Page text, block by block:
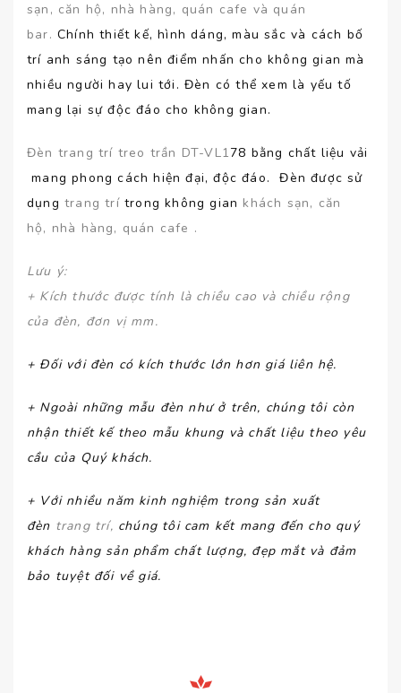
sạn, căn hộ, nhà hàng, quán cafe và quán
bar. Chính thiết kế, hình dáng, màu sắc và cách bố
trí anh sáng tạo nên điểm nhấn cho không gian mà
nhiều người hay lui tới. Đèn có thể xem là yếu tố
mang lại sự độc đáo cho không gian.
Đèn trang trí treo trần DT-VL178 bằng chất liệu vải
mang phong cách hiện đại, độc đáo. Đèn được sử
dụng trang trí trong không gian khách sạn, căn
hộ, nhà hàng, quán cafe .
Lưu ý:
+ Kích thước được tính là chiều cao và chiều rộng
của đèn, đơn vị mm.
+ Đối với đèn có kích thước lớn hơn giá liên hệ.
+ Ngoài những mẫu đèn như ở trên, chúng tôi còn
nhận thiết kế theo mẫu khung và chất liệu theo yêu
cầu của Quý khách.
+ Với nhiều năm kinh nghiệm trong sản xuất
đèn trang trí, chúng tôi cam kết mang đến cho quý
khách hàng sản phẩm chất lượng, đẹp mắt và đảm
bảo tuyệt đối về giá.